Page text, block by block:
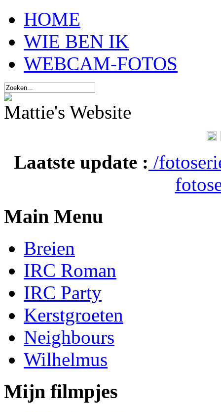
HOME
WIE BEN IK
WEBCAM-FOTOS
Mattie's Website
Laatste update : /
Main Menu
Breien
IRC Roman
IRC Party
Kerstgroeten
Neighbours
Wilhelmus
Mijn filmpjes